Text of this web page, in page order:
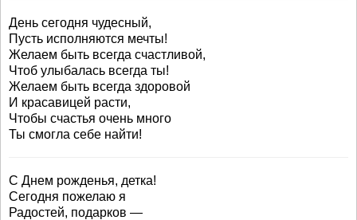
День сегодня чудесный,
Пусть исполняются мечты!
Желаем быть всегда счастливой,
Чтоб улыбалась всегда ты!
Желаем быть всегда здоровой
И красавицей расти,
Чтобы счастья очень много
Ты смогла себе найти!
С Днем рожденья, детка!
Сегодня пожелаю я
Радостей, подарков —